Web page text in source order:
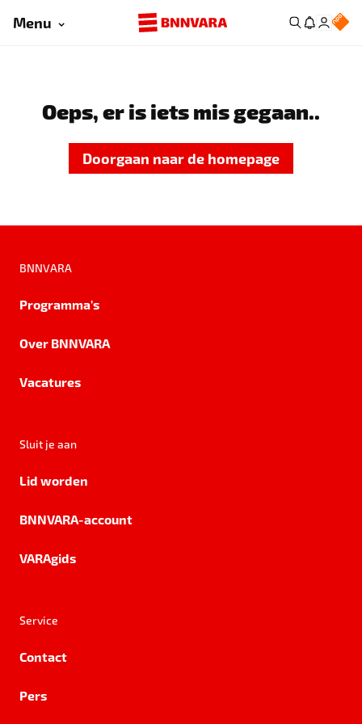
Menu
Oeps, er is iets mis gegaan..
Doorgaan naar de homepage
BNNVARA
Programma's
Over BNNVARA
Vacatures
Sluit je aan
Lid worden
BNNVARA-account
VARAgids
Service
Contact
Pers